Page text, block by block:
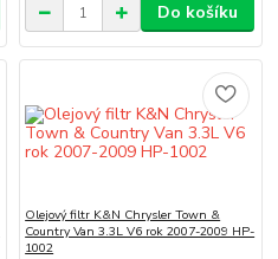
Do košíku
Olejový filtr K&N Chrysler Town &
Country Van 3.3L V6 rok 2007-2009 HP-
1002